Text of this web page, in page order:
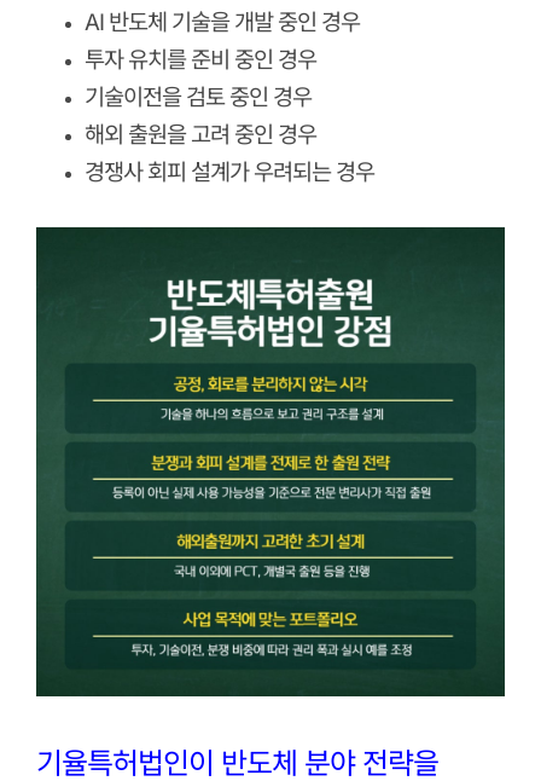
AI 반도체 기술을 개발 중인 경우
투자 유치를 준비 중인 경우
기술이전을 검토 중인 경우
해외 출원을 고려 중인 경우
경쟁사 회피 설계가 우려되는 경우
기율특허법인이 반도체 분야 전략을